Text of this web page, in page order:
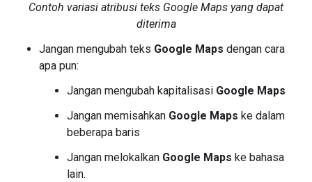
Contoh variasi atribusi teks Google Maps yang dapat
diterima
Jangan mengubah teks Google Maps dengan cara
apa pun:
Jangan mengubah kapitalisasi Google Maps
Jangan memisahkan Google Maps ke dalam
beberapa baris
Jangan melokalkan Google Maps ke bahasa
lain.